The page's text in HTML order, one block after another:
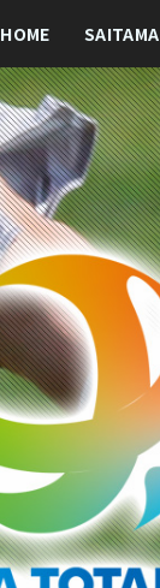
HOME SAITAMA